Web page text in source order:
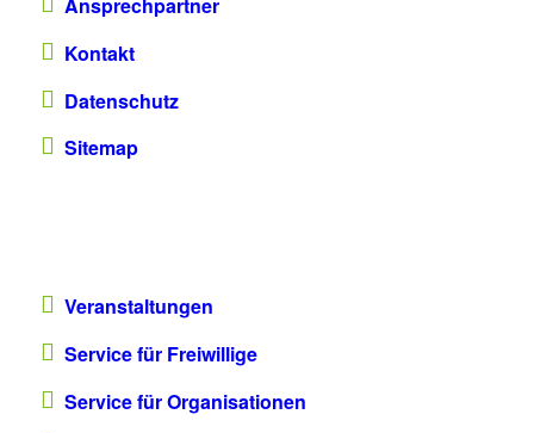
Ansprechpartner
Kontakt
Datenschutz
Sitemap
Veranstaltungen
Service für Freiwillige
Service für Organisationen